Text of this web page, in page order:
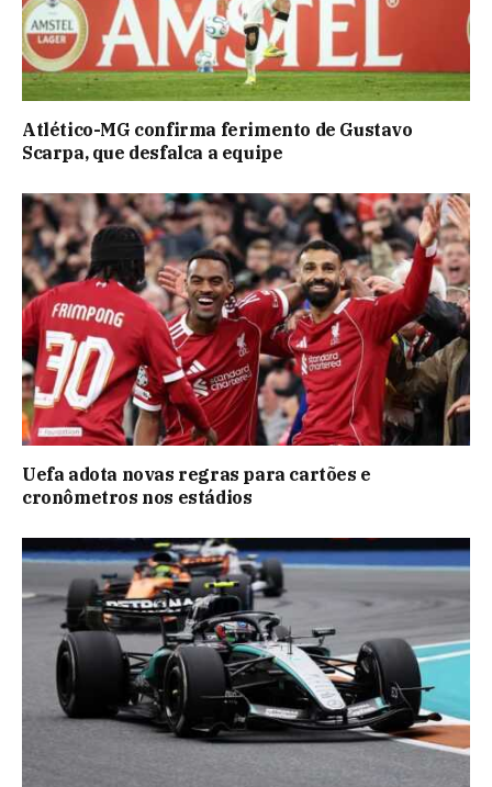
Atlético-MG confirma ferimento de Gustavo
Scarpa, que desfalca a equipe
Uefa adota novas regras para cartões e
cronômetros nos estádios